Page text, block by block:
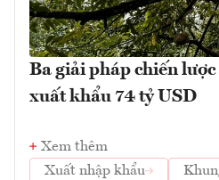
Ba giải pháp chiến
xuất khẩu 74 tỷ USD
Xem thêm
Xuất nhập khẩu